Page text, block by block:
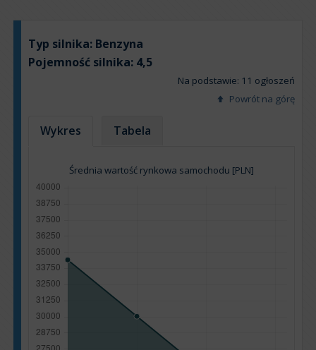
Typ silnika: Benzyna
Pojemność silnika: 4,5
Na podstawie: 11 ogłoszeń
Powrót na górę
Wykres Tabela
Średnia wartość rynkowa samochodu [PLN]